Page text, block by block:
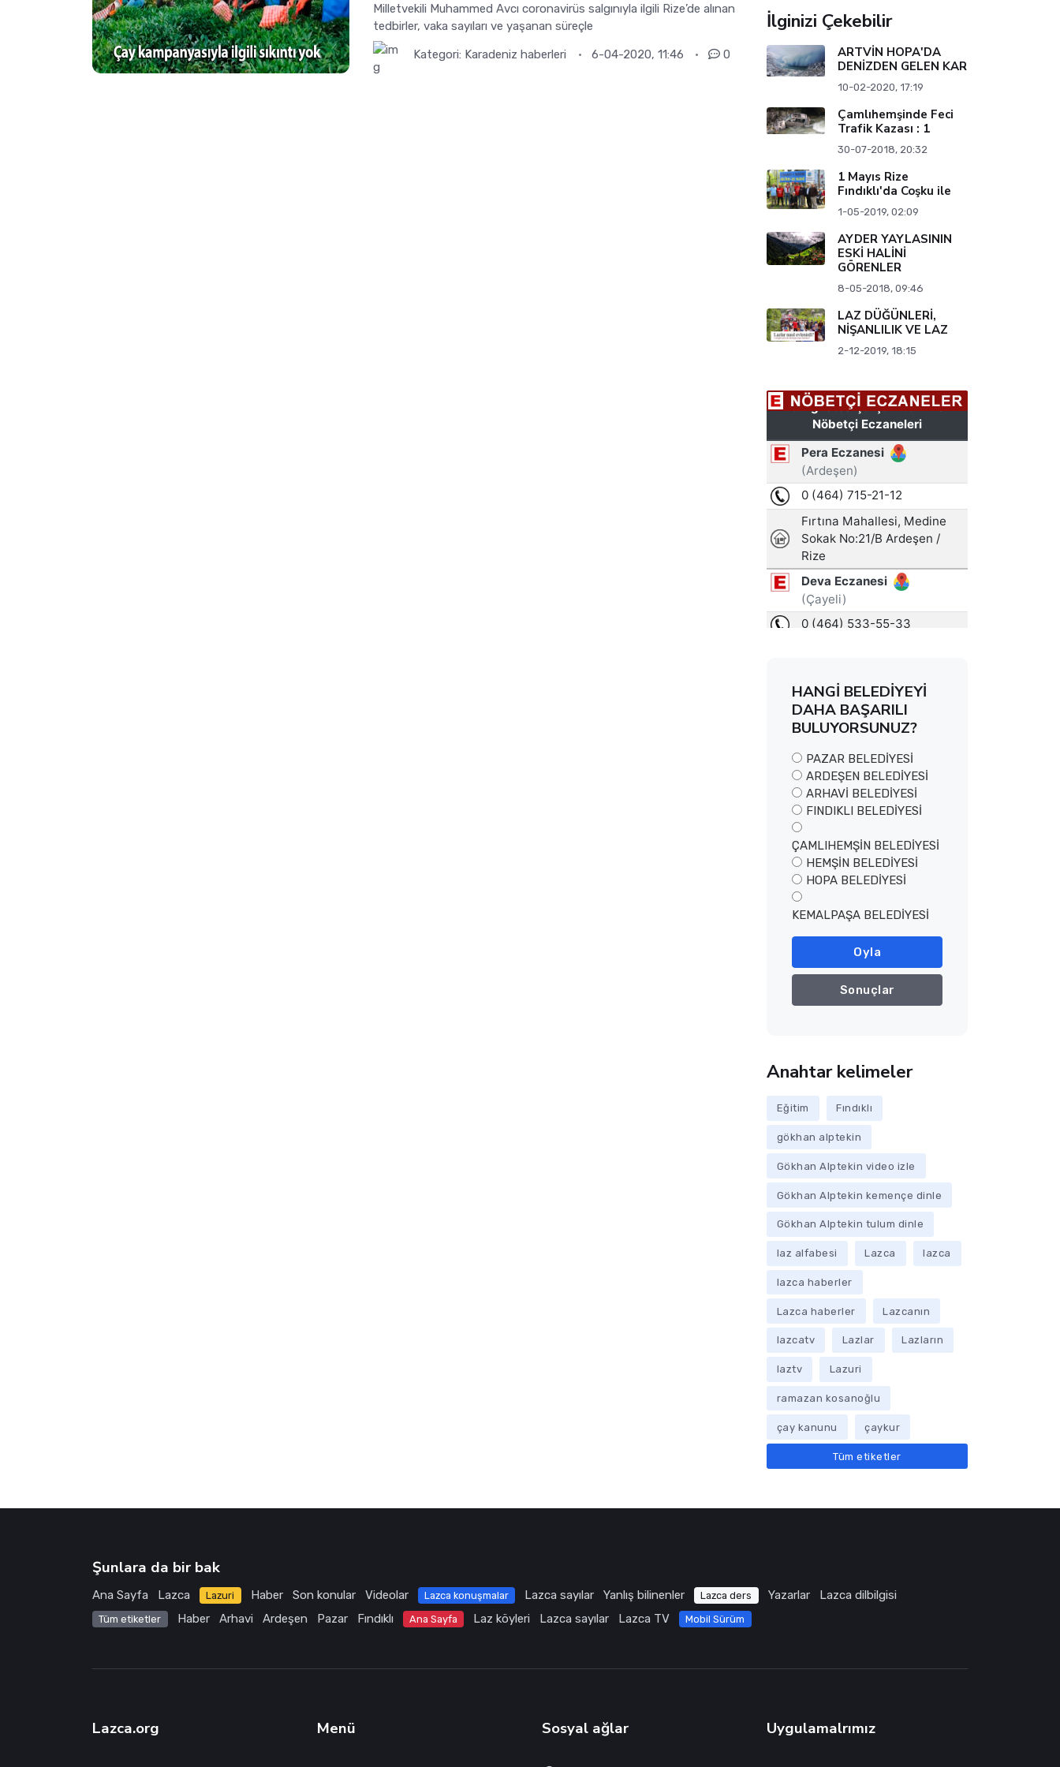
Milletvekili Muhammed Avcı coronavirüs salgınıyla ilgili Rize’de alınan
tedbirler, vaka sayıları ve yaşanan süreçle
Kategori: Karadeniz haberleri 6-04-2020, 11:46 0
İlginizi Çekebilir
ARTVİN HOPA'DA
DENİZDEN GELEN KAR
10-02-2020, 17:19
Çamlıhemşinde Feci
Trafik Kazası : 1
30-07-2018, 20:32
1 Mayıs Rize
Fındıklı'da Coşku ile
1-05-2019, 02:09
AYDER YAYLASININ
ESKİ HALİNİ
GÖRENLER
8-05-2018, 09:46
LAZ DÜĞÜNLERİ,
NİŞANLILIK VE LAZ
2-12-2019, 18:15
HANGİ BELEDİYEYİ
DAHA BAŞARILI
BULUYORSUNUZ?
PAZAR BELEDİYESİ
ARDEŞEN BELEDİYESİ
ARHAVİ BELEDİYESİ
FINDIKLI BELEDİYESİ
ÇAMLIHEMŞİN BELEDİYESİ
HEMŞİN BELEDİYESİ
HOPA BELEDİYESİ
KEMALPAŞA BELEDİYESİ
Oyla
Sonuçlar
Anahtar kelimeler
Eğitim Fındıklı
gökhan alptekin
Gökhan Alptekin video izle
Gökhan Alptekin kemençe dinle
Gökhan Alptekin tulum dinle
laz alfabesi Lazca lazca
lazca haberler
Lazca haberler Lazcanın
lazcatv Lazlar Lazların
laztv Lazuri
ramazan kosanoğlu
çay kanunu çaykur
Tüm etiketler
Şunlara da bir bak
Ana Sayfa Lazca Lazuri Haber Son konular Videolar Lazca konuşmalar Lazca sayılar Yanlış bilinenler Lazca ders Yazarlar Lazca dilbilgisi
Tüm etiketler Haber Arhavi Ardeşen Pazar Fındıklı Ana Sayfa Laz köyleri Lazca sayılar Lazca TV Mobil Sürüm
Lazca.org Menü Sosyal ağlar Uygulamalrımız